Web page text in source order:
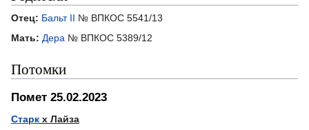
Отец: Бальт II № ВПКОС 5541/13
Мать: Дера № ВПКОС 5389/12
Потомки
Помет 25.02.2023
Старк х Лайза